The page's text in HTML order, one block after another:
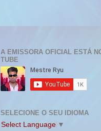
A EMISSORA OFICIAL ESTÁ
TUBE
SELECIONE O SEU IDIOMA
Select Language ▼